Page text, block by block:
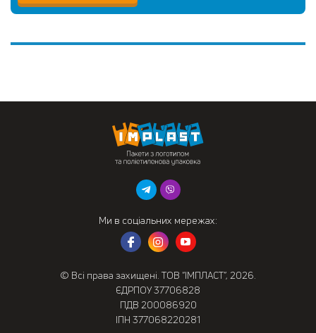
Ми в соціальних мережах:
© Всі права захищені. ТОВ “ІМПЛАСТ”, 2026.
ЄДРПОУ 37706828
ПДВ 200086920
ІПН 377068220281